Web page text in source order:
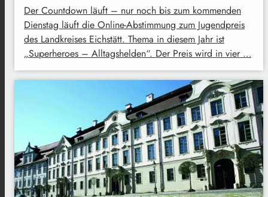
Der Countdown läuft – nur noch bis zum kommenden
Dienstag läuft die Online-Abstimmung zum Jugendpreis
des Landkreises Eichstätt. Thema in diesem Jahr ist
„Superheroes – Alltagshelden“. Der Preis wird in vier …